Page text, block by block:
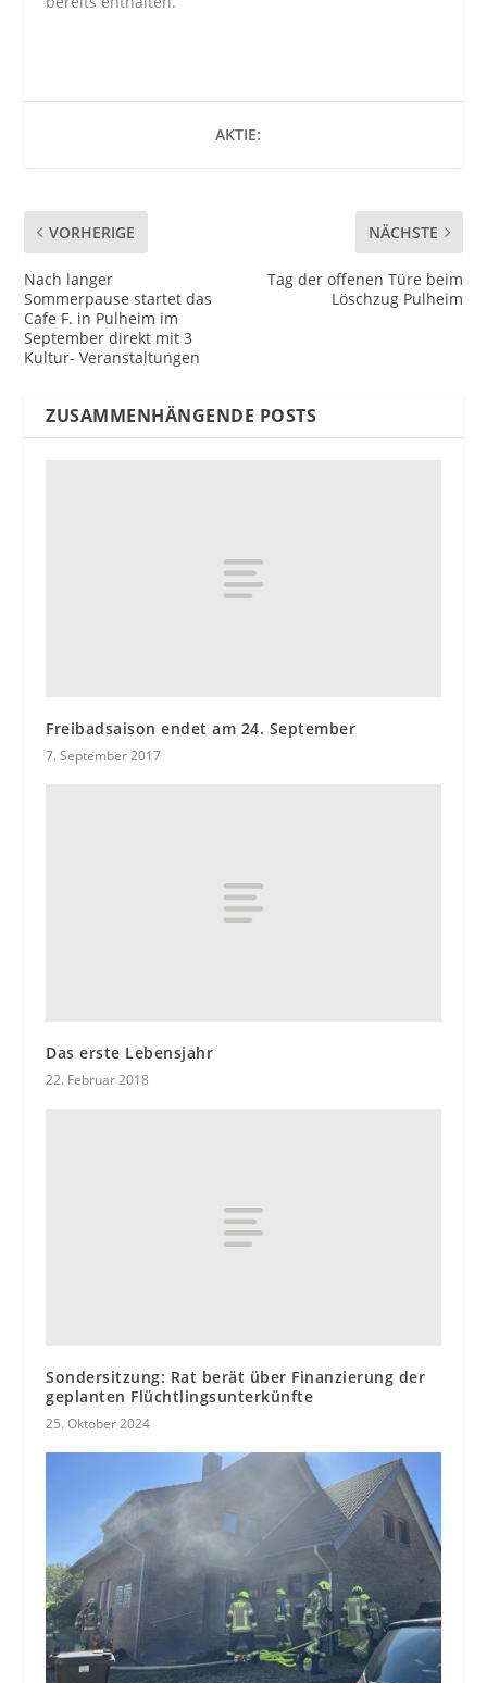
AKTIE:
VORHERIGE
Nach langer
Sommerpause startet das
Cafe F. in Pulheim im
September direkt mit 3
Kultur- Veranstaltungen
NÄCHSTE
Tag der offenen Türe beim
Löschzug Pulheim
ZUSAMMENHÄNGENDE POSTS
Freibadsaison endet am 24. September
7. September 2017
Das erste Lebensjahr
22. Februar 2018
Sondersitzung: Rat berät über Finanzierung der
geplanten Flüchtlingsunterkünfte
25. Oktober 2024